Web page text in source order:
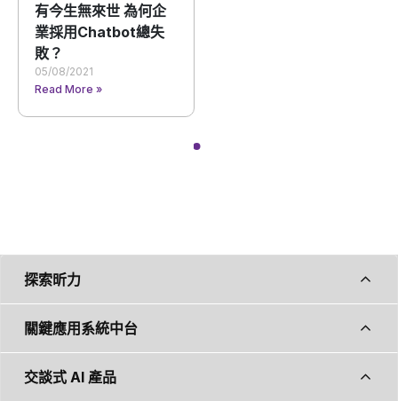
有今生無來世 為何企
業採用Chatbot總失
敗？
05/08/2021
Read More »
探索昕力
關鍵應用系統中台
交談式 AI 產品